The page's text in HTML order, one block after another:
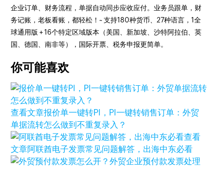
企业订单、财务流程，单据自动同步应收应付。业务员跟单，财
务记账，老板看账，都轻松！~ 支持180种货币、27种语言，1全
球通用版 + 16个特定区域版本（美国、新加坡、沙特阿拉伯、英
国、德国、南非等），国际开票、税务申报更简单。
你可能喜欢
查看文章报价单一键转PI，PI一键转销售订单：外贸
单据流转怎么做到不重复录入？
查看
文章阿联酋电子发票常见问题解答，出海中东必看